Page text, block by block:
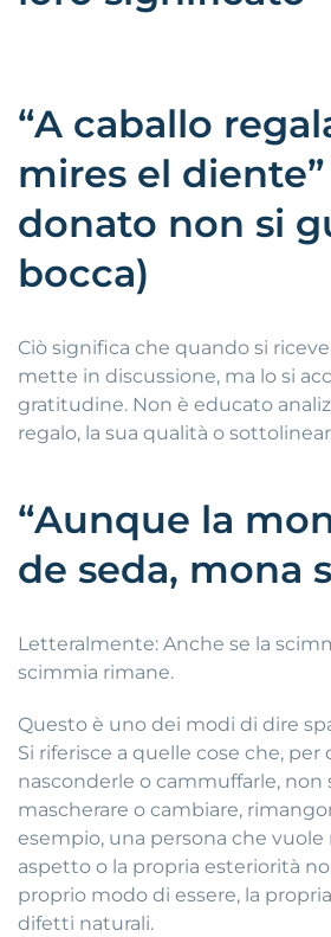
“A caballo
mires el
donato non si
bocca)
Ciò significa che quando si
mette in discussione, ma lo si
gratitudine. Non è educato
regalo, la sua qualità o
“Aunque la
de seda, mona
Letteralmente: Anche se la
scimmia rimane.
Questo è uno dei modi di dire
Si riferisce a quelle cose che,
nasconderle o cammuffarle, non
mascherare o cambiare,
esempio, una persona che
aspetto o la propria esteriorità
proprio modo di essere, la
difetti naturali.